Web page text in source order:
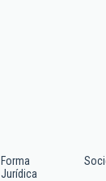
Forma
Jurídica